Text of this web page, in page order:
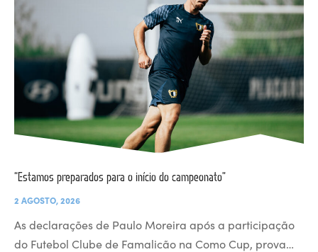
“Estamos preparados para o início do campeonato”
2 AGOSTO, 2026
As declarações de Paulo Moreira após a participação
do Futebol Clube de Famalicão na Como Cup, prova…